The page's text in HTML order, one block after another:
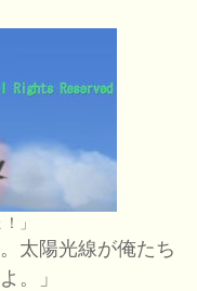
」
太陽光線が俺たち
。」